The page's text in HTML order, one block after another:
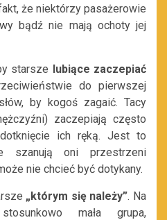
że niektórzy pasażerowie
bądź nie mają ochoty jej
starsze lubiące zaczepiać
do pierwszej
by kogoś zagaić. Tacy
zaczepiają często
ich ręką. Jest to
szanują oni przestrzeni
nie chcieć być dotykany.
„którym się należy”. Na
mała grupa,